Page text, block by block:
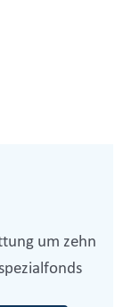
um zehn